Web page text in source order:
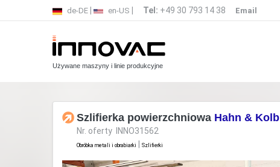
de-DE en-US Tel: +49 30 793 14 38 Email
Używane maszyny i linie produkcyjne
Szlifierka powierzchniowa Hahn & Kolb
Nr. oferty INNO31562
Obróbka metali i obrabiarki Szlifierki